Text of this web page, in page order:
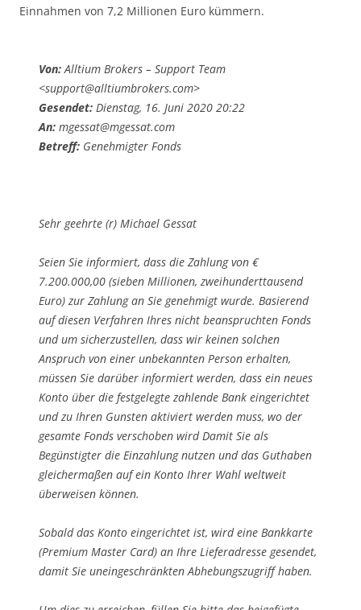
Einnahmen von 7,2 Millionen Euro kümmern.
Von: Alltium Brokers – Support Team
<support@alltiumbrokers.com>
Gesendet: Dienstag, 16. Juni 2020 20:22
An: mgessat@mgessat.com
Betreff: Genehmigter Fonds
Sehr geehrte (r) Michael Gessat
Seien Sie informiert, dass die Zahlung von €
7.200.000,00 (sieben Millionen, zweihunderttausend
Euro) zur Zahlung an Sie genehmigt wurde. Basierend
auf diesen Verfahren Ihres nicht beanspruchten Fonds
und um sicherzustellen, dass wir keinen solchen
Anspruch von einer unbekannten Person erhalten,
müssen Sie darüber informiert werden, dass ein neues
Konto über die festgelegte zahlende Bank eingerichtet
und zu Ihren Gunsten aktiviert werden muss, wo der
gesamte Fonds verschoben wird Damit Sie als
Begünstigter die Einzahlung nutzen und das Guthaben
gleichermaßen auf ein Konto Ihrer Wahl weltweit
überweisen können.
Sobald das Konto eingerichtet ist, wird eine Bankkarte
(Premium Master Card) an Ihre Lieferadresse gesendet,
damit Sie uneingeschränkten Abhebungszugriff haben.